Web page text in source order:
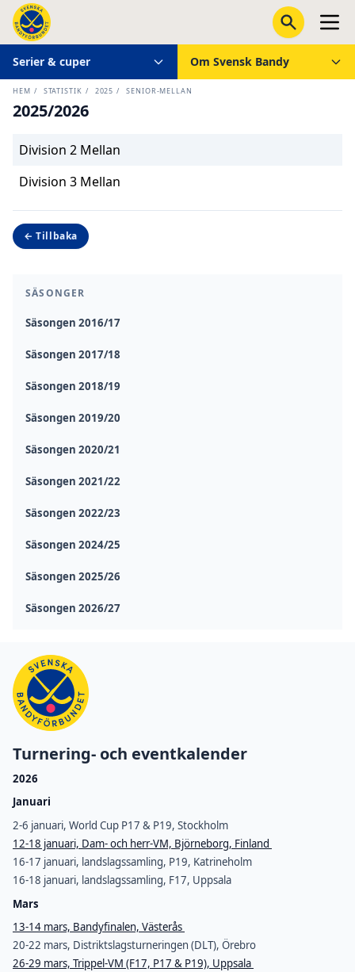
Serier & cuper Om Svensk Bandy
HEM / STATISTIK / 2025 / SENIOR-MELLAN
SÄSONGER
Säsongen 2016/17
Säsongen 2017/18
Säsongen 2018/19
Säsongen 2019/20
Säsongen 2020/21
Säsongen 2021/22
Säsongen 2022/23
Säsongen 2024/25
Säsongen 2025/26
Säsongen 2026/27
2025/2026
Division 2 Mellan
Division 3 Mellan
← Tillbaka
Turnering- och eventkalender
2026
Januari
2-6 januari, World Cup P17 & P19, Stockholm
12-18 januari, Dam- och herr-VM, Björneborg, Finland
16-17 januari, landslagssamling, P19, Katrineholm
16-18 januari, landslagssamling, F17, Uppsala
Mars
13-14 mars, Bandyfinalen, Västerås
20-22 mars, Distriktslagsturneringen (DLT), Örebro
26-29 mars, Trippel-VM (F17, P17 & P19), Uppsala